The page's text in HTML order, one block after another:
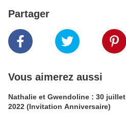
Partager
Vous aimerez aussi
Nathalie et Gwendoline : 30 juillet
2022 (Invitation Anniversaire)